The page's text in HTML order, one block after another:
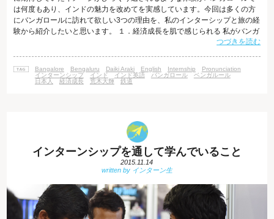
は何度もあり、インドの魅力を改めてを実感しています。今回は多くの方
にバンガロールに訪れて欲しい3つの理由を、私のインターシップと旅の経
験から紹介したいと思います。 １．経済成長を肌で感じられる 私がバンガ
ロールへ訪れる前のインドのイメージと言えば、女性はサリーを着て、街
ジを抱いていました。しかしバンガロールに住んでみると、それはインド
の一面でしかないことがわかります。バンガロールには海外ブランド店が
多数出店している巨大ショッピン
つづきを読む
Bangalore Bengaluru Daiki Araki English Internship
Pronunciation
インターンシップ
インド インド英語 バンガロール
ベンガルール
日本人
経済成長 荒木大輝 鉄道
インターンシップを通して学んでいること
2015.11.14